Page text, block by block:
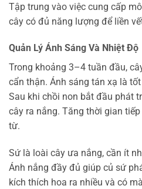
Tập trung vào việc cung cấp
cây có đủ năng lượng để liền
Quản Lý Ánh Sáng Và Nhiệt Độ
Trong khoảng 3–4 tuần đầu,
cẩn thận. Ánh sáng tán xạ là
Sau khi chồi non bắt đầu phát
cây ra nắng. Tăng thời gian
từ.
Sứ là loài cây ưa nắng, cần ít
Ánh nắng đầy đủ giúp củ sứ
kích thích hoa ra nhiều và có